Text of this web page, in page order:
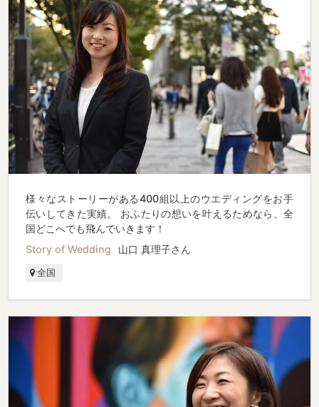
様々なストーリーがある400組以上のウエディングをお手
伝いしてきた実績。 おふたりの想いを叶えるためなら、全
国どこへでも飛んでいきます！
Story of Wedding
山口 真理子さん
全国